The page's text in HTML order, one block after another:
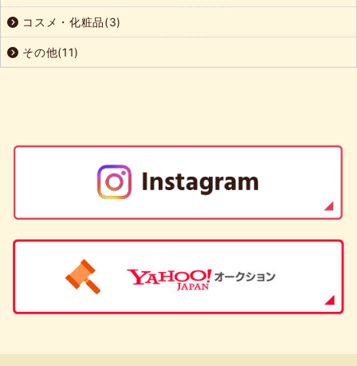
コスメ・化粧品(3)
その他(11)